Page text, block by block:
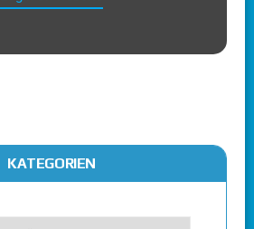
KATEGORIEN